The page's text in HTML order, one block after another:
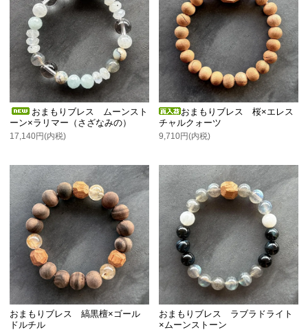
おまもりブレス ムーンスト
ーン×ラリマー（さざなみの）
17,140円(内税)
おまもりブレス 桜×エレス
チャルクォーツ
9,710円(内税)
おまもりブレス 縞黒檀×ゴール
ドルチル
おまもりブレス ラブラドライト
×ムーンストーン